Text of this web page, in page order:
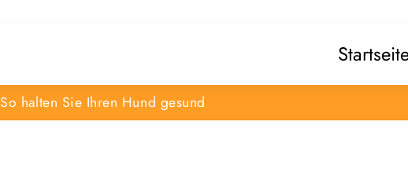
So halten Sie Ihren Hund gesund